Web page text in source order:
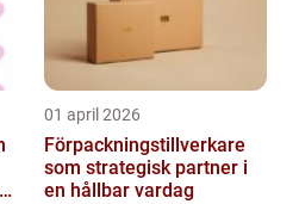
01 april 2026
Förpackningstillverkare
som strategisk partner i
en hållbar vardag